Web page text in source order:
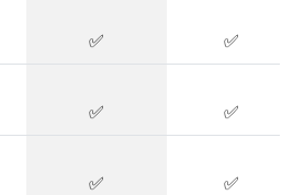
✅ ✅
✅ ✅
✅ ✅